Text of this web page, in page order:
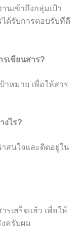
นเข้าถึงกลุ่มเป้า
ด้รับการตอบรับที่ดี
เขียนสาร?
าหมาย เพื่อให้สาร
งไร?
สนใจและติดอยู่ใน
รเสร็จแล้ว เพื่อให้
ครับผม